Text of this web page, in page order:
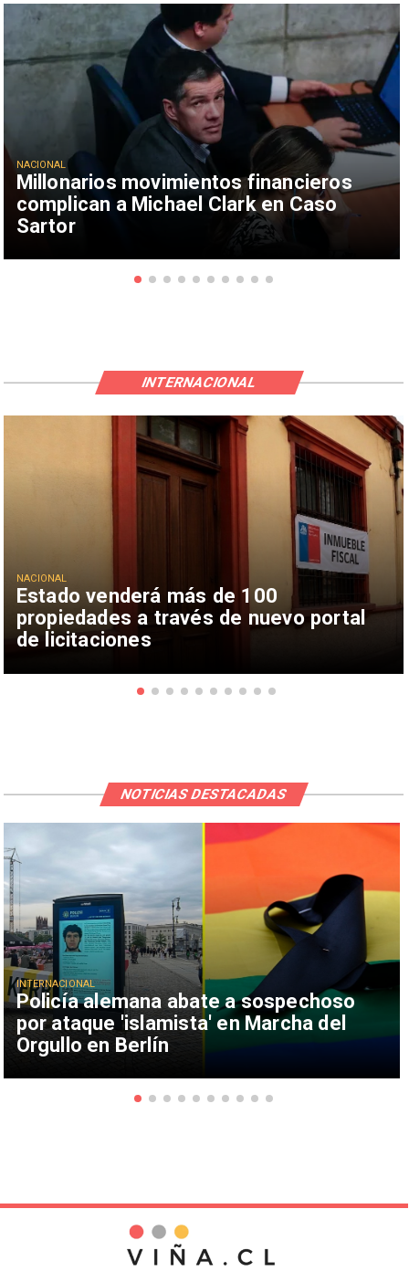
Millonarios movimientos financieros
complican a Michael Clark en Caso
Sartor
NACIONAL
Estado venderá más de 100
propiedades a través de nuevo portal
de licitaciones
NACIONAL
INTERNACIONAL
Policía alemana abate a sospechoso
por ataque 'islamista' en Marcha del
Orgullo en Berlín
INTERNACIONAL
NOTICIAS DESTACADAS